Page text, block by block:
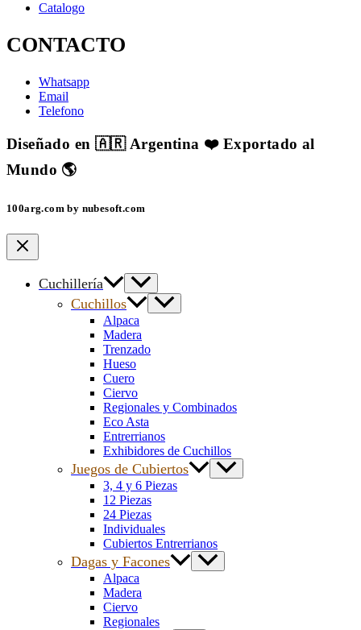
Catalogo
CONTACTO
Whatsapp
Email
Telefono
Diseñado en 🇦🇷 Argentina ❤️ Exportado al
Mundo 🌎
100arg.com by nubesoft.com
Cuchillería
Cuchillos
Alpaca
Madera
Trenzado
Hueso
Cuero
Ciervo
Regionales y Combinados
Eco Asta
Entrerrianos
Exhibidores de Cuchillos
Juegos de Cubiertos
3, 4 y 6 Piezas
12 Piezas
24 Piezas
Individuales
Cubiertos Entrerrianos
Dagas y Facones
Alpaca
Madera
Ciervo
Regionales